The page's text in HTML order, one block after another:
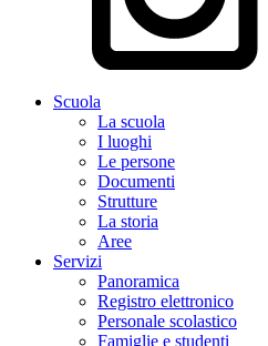
Scuola
La scuola
I luoghi
Le persone
Documenti
Strutture
La storia
Aree
Servizi
Panoramica
Registro elettronico
Personale scolastico
Famiglie e studenti